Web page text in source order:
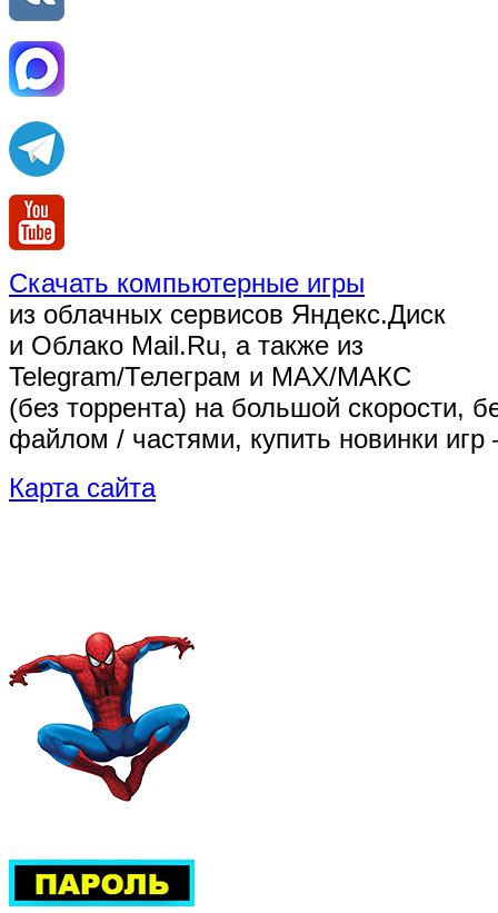
Скачать компьютерные игры
из облачных сервисов Яндекс.Диск
и Облако Mail.Ru, а также из
Telegram/Телеграм и MAX/МАКС
(без торрента) на большой скорости,
файлом / частями, купить новинки
Карта сайта